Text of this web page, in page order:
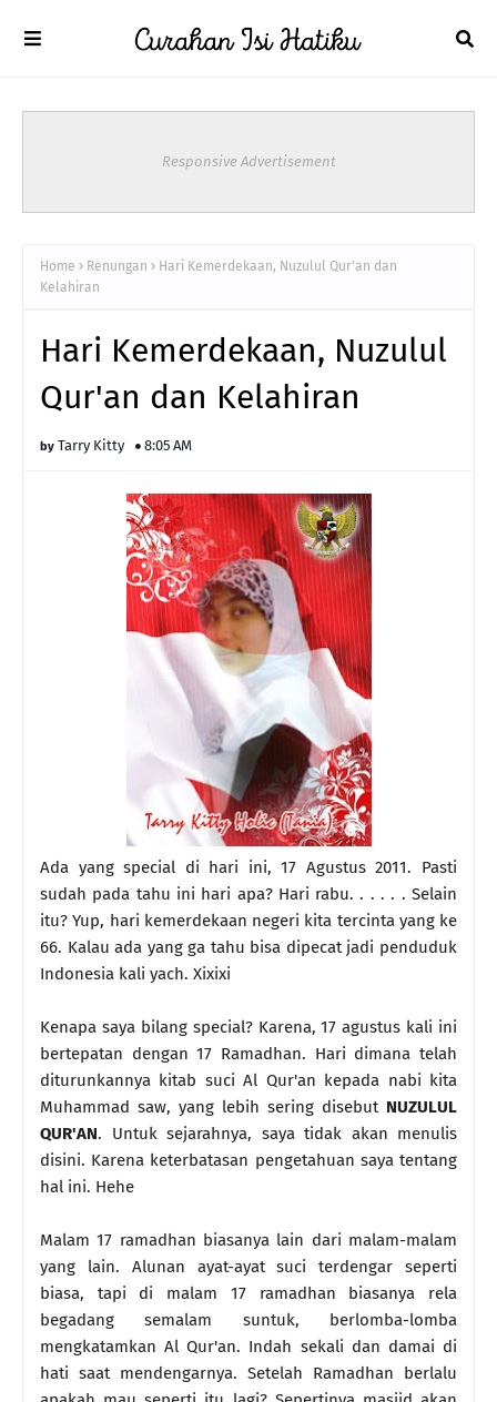
Responsive Advertisement
Home Renungan
Hari Kemerdekaan, Nuzulul Qur'an dan
Kelahiran
Hari Kemerdekaan, Nuzulul
Qur'an dan Kelahiran
Tarry Kitty 8:05 AM
Ada yang special di hari ini, 17 Agustus 2011. Pasti
sudah pada tahu ini hari apa? Hari rabu. . . . . . Selain
itu? Yup, hari kemerdekaan negeri kita tercinta yang ke
66. Kalau ada yang ga tahu bisa dipecat jadi penduduk
Indonesia kali yach. Xixixi
Kenapa saya bilang special? Karena, 17 agustus kali ini
bertepatan dengan 17 Ramadhan. Hari dimana telah
diturunkannya kitab suci Al Qur'an kepada nabi kita
Muhammad saw, yang lebih sering disebut NUZULUL
QUR'AN. Untuk sejarahnya, saya tidak akan menulis
disini. Karena keterbatasan pengetahuan saya tentang
hal ini. Hehe
Malam 17 ramadhan biasanya lain dari malam-malam
yang lain. Alunan ayat-ayat suci terdengar seperti
biasa, tapi di malam 17 ramadhan biasanya rela
begadang semalam suntuk, berlomba-lomba
mengkatamkan Al Qur'an. Indah sekali dan damai di
hati saat mendengarnya. Setelah Ramadhan berlalu